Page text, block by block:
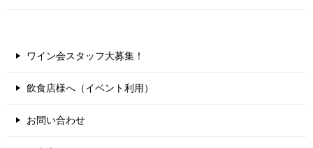
ワイン会スタッフ大募集！
飲食店様へ（イベント利用）
お問い合わせ